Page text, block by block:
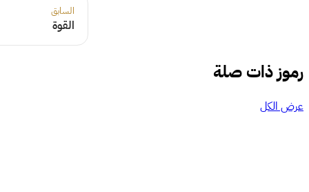
السابق
القوة
رموز ذات صلة
عرض الكل